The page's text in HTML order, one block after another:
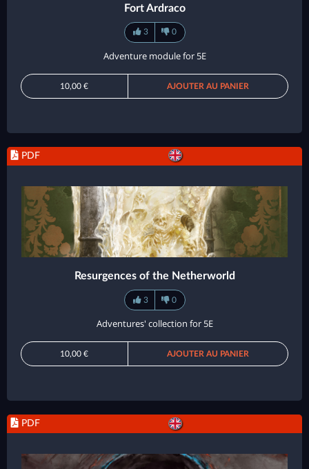
Fort Ardraco
3 0
Adventure module for 5E
10,00 € AJOUTER AU PANIER
PDF
Resurgences of the Netherworld
3 0
Adventures' collection for 5E
10,00 € AJOUTER AU PANIER
PDF